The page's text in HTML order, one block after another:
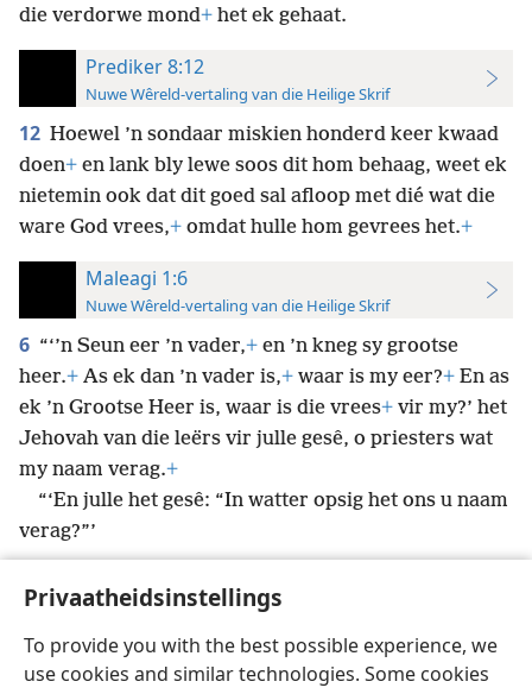
Privaatheidsinstellings
To provide you with the best possible experience, we
use cookies and similar technologies. Some cookies
die verdorwe mond+ het ek gehaat.
Prediker 8:12
Nuwe Wêreld-vertaling van die Heilige Skrif
12 Hoewel ’n sondaar miskien honderd keer kwaad
doen+ en lank bly lewe soos dit hom behaag, weet ek
nietemin ook dat dit goed sal afloop met dié wat die
ware God vrees,+ omdat hulle hom gevrees het.+
Maleagi 1:6
Nuwe Wêreld-vertaling van die Heilige Skrif
6 “‘’n Seun eer ’n vader,+ en ’n kneg sy grootse
heer.+ As ek dan ’n vader is,+ waar is my eer?+ En as
ek ’n Grootse Heer is, waar is die vrees+ vir my?’ het
Jehovah van die leërs vir julle gesê, o priesters wat
my naam verag.+
“‘En julle het gesê: “In watter opsig het ons u naam
verag?”’
Afrikaans Voorkeure